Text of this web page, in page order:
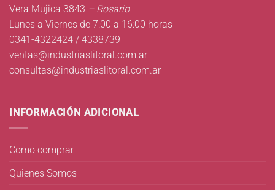
Vera Mujica 3843 – Rosario
Lunes a Viernes de 7:00 a 16:00 horas
0341-4322424 / 4338739
ventas@industriaslitoral.com.ar
consultas@industriaslitoral.com.ar
INFORMACIÓN ADICIONAL
Como comprar
Quienes Somos